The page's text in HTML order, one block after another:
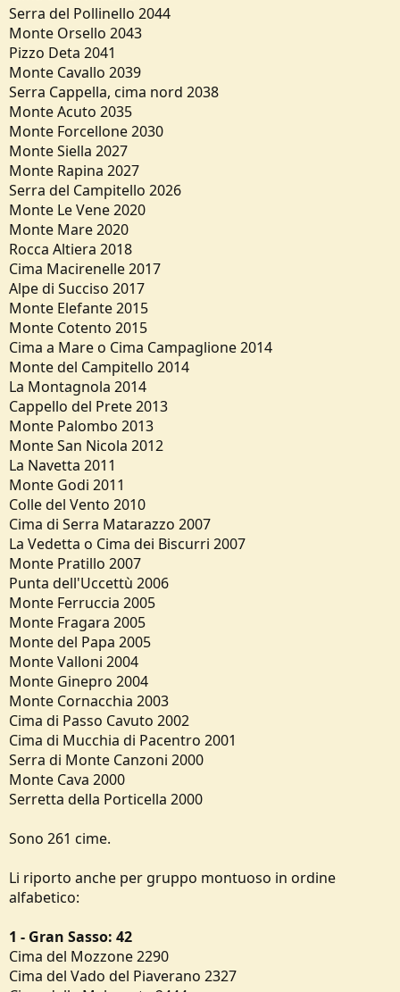
Serra del Pollinello 2044
Monte Orsello 2043
Pizzo Deta 2041
Monte Cavallo 2039
Serra Cappella, cima nord 2038
Monte Acuto 2035
Monte Forcellone 2030
Monte Siella 2027
Monte Rapina 2027
Serra del Campitello 2026
Monte Le Vene 2020
Monte Mare 2020
Rocca Altiera 2018
Cima Macirenelle 2017
Alpe di Succiso 2017
Monte Elefante 2015
Monte Cotento 2015
Cima a Mare o Cima Campaglione 2014
Monte del Campitello 2014
La Montagnola 2014
Cappello del Prete 2013
Monte Palombo 2013
Monte San Nicola 2012
La Navetta 2011
Monte Godi 2011
Colle del Vento 2010
Cima di Serra Matarazzo 2007
La Vedetta o Cima dei Biscurri 2007
Monte Pratillo 2007
Punta dell'Uccettù 2006
Monte Ferruccia 2005
Monte Fragara 2005
Monte del Papa 2005
Monte Valloni 2004
Monte Ginepro 2004
Monte Cornacchia 2003
Cima di Passo Cavuto 2002
Cima di Mucchia di Pacentro 2001
Serra di Monte Canzoni 2000
Monte Cava 2000
Serretta della Porticella 2000
Sono 261 cime.
Li riporto anche per gruppo montuoso in ordine
alfabetico:
1 - Gran Sasso: 42
Cima del Mozzone 2290
Cima del Vado del Piaverano 2327